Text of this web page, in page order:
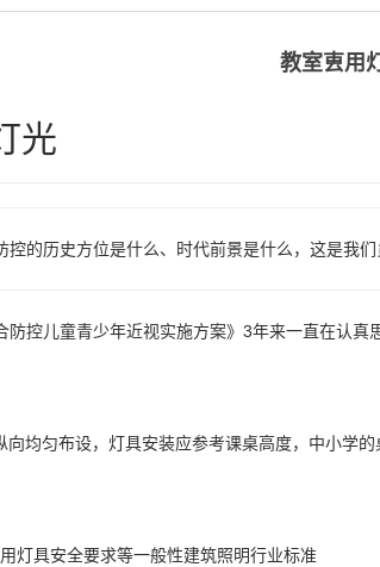
教室叀用
光
控的历史方位是什么、时代前景是什么，这是我
防控儿童青少年近视实施方案》3年来一直在认真
向均匀布设，灯具安装应参考课桌高度，中小学
灯具安全要求等一般性建筑照明行业标准